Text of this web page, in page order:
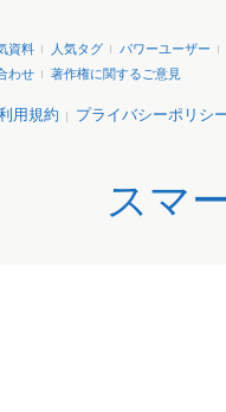
資料 人気タグ
パワーユーザー
わせ 著作権に関するご意見
用規約 プライバシーポリシ
スマ